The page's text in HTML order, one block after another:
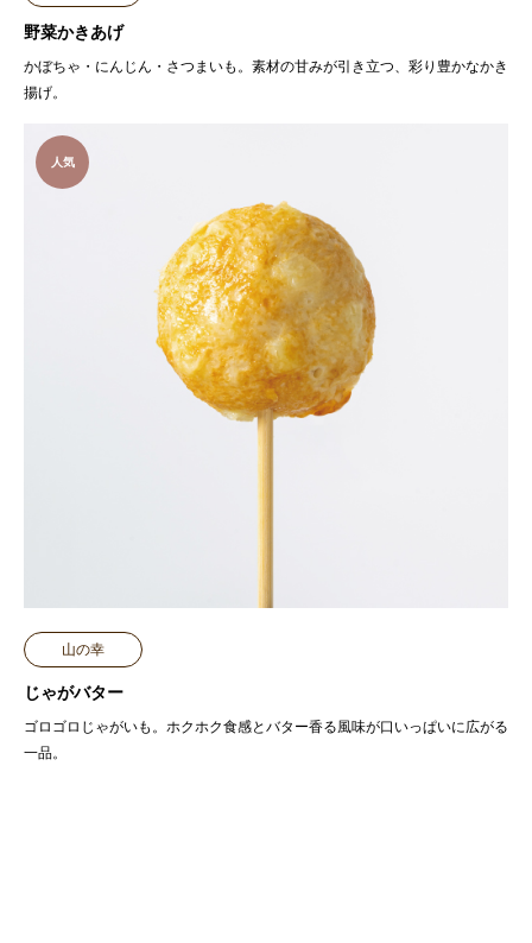
野菜かきあげ
かぼちゃ・にんじん・さつまいも。素材の甘みが引き立つ、彩り豊かなかき
揚げ。
人気
山の幸
じゃがバター
ゴロゴロじゃがいも。ホクホク食感とバター香る風味が口いっぱいに広がる
一品。